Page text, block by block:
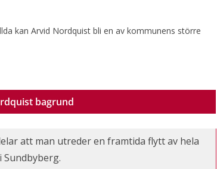
kan Arvid Nordquist bli en av kommunens större
bagrund
att man utreder en framtida flytt av hela